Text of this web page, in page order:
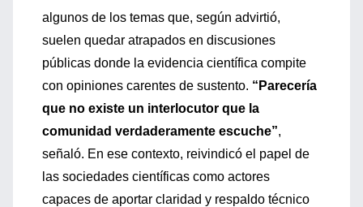
algunos de los temas que, según advirtió,
suelen quedar atrapados en discusiones
públicas donde la evidencia científica compite
con opiniones carentes de sustento. “Parecería
que no existe un interlocutor que la
comunidad verdaderamente escuche”,
señaló. En ese contexto, reivindicó el papel de
las sociedades científicas como actores
capaces de aportar claridad y respaldo técnico